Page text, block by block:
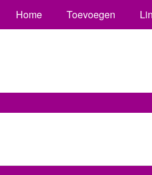
Home Toevoegen